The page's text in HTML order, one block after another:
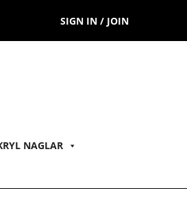
SIGN IN / JOIN
NAGLAR